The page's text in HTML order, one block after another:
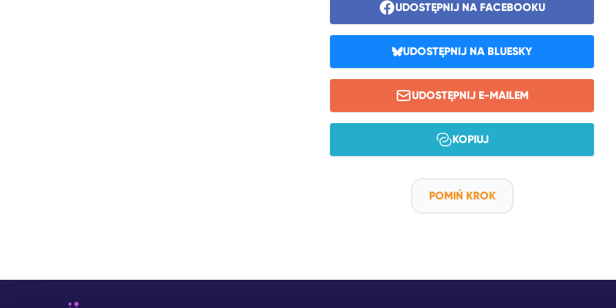
UDOSTĘPNIJ NA FACEBOOKU
UDOSTĘPNIJ NA BLUESKY
UDOSTĘPNIJ E-MAILEM
KOPIUJ
POMIŃ KROK